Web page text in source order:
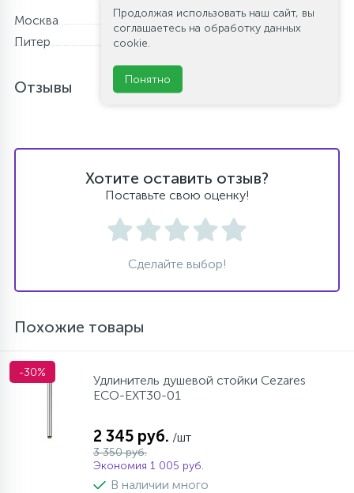
Москва
Нет в наличии
Питер
Отзывы
Хотите оставить отзыв?
Поставьте свою оценку!
Сделайте выбор!
Похожие товары
-30%
Удлинитель душевой стойки Cezares
ECO-EXT30-01
2 345 руб. /шт
3 350 руб.
Экономия 1 005 руб.
В наличии много
Продолжая использовать наш сайт, вы
соглашаетесь на обработку данных
cookie.
Понятно